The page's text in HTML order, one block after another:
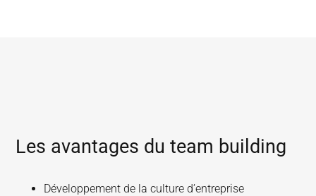
Les avantages du team building
Développement de la culture d’entreprise